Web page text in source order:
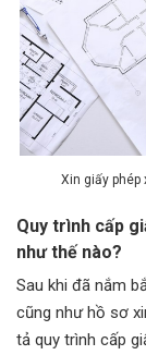
Xin giấy phép
Quy trình cấp
như thế nào?
Sau khi đã nắm
cũng như hồ sơ
tả quy trình cấp